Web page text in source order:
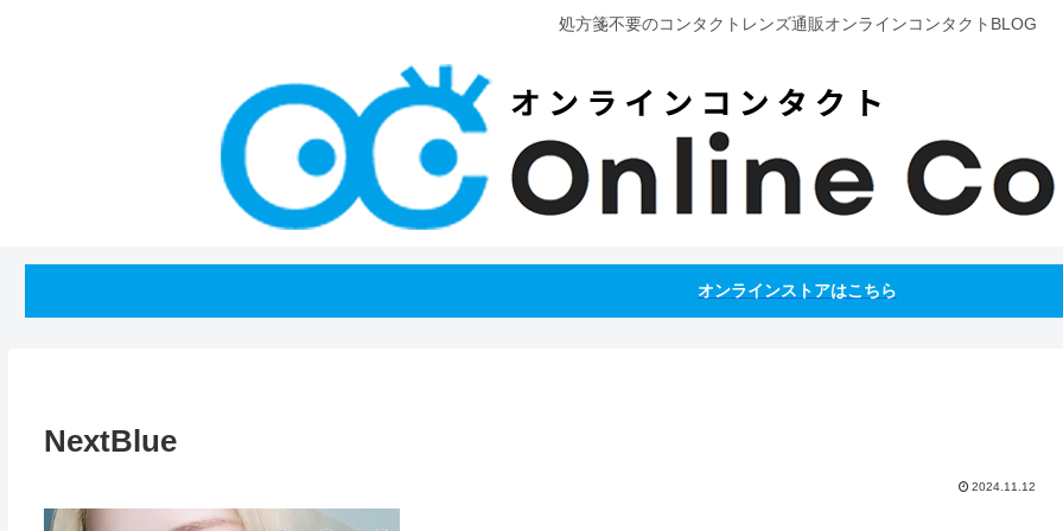
処方箋不要のコンタクトレンズ通販オンラインコンタクトBLOG
オンラインストアはこちら
NextBlue
2024.11.12